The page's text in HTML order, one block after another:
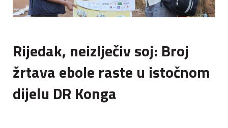
Rijedak, neizlječiv soj: Broj
žrtava ebole raste u istočnom
dijelu DR Konga